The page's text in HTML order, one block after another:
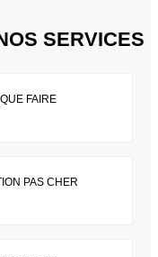
SERVICES
FAIRE
PAS CHER